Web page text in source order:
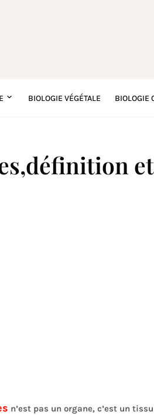
BIOLOGIE VÉGÉTALE BIOLOGIE
n’est pas un organe, c’est un